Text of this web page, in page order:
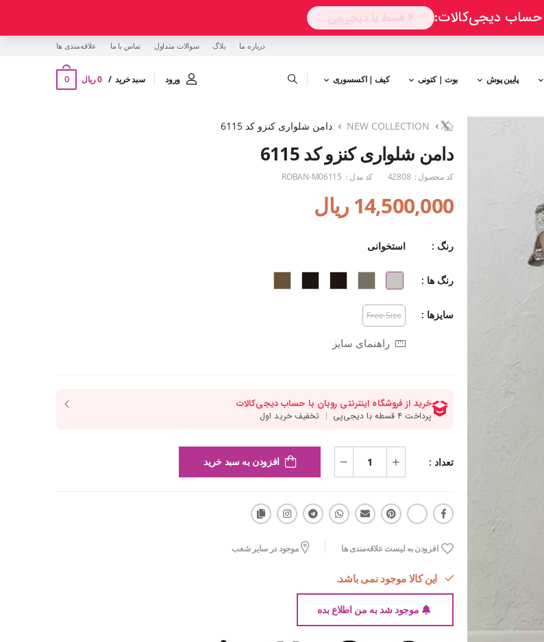
درباره ما بلاگ سوالات متداول تماس با ما ‌علاقه‌مندی ها
پایین پوش بوت | کتونی کیف | اکسسوری ورود سبد خرید 0 ریال 0
NEW COLLECTION دامن شلواری کنزو کد 6115
دامن شلواری کنزو کد 6115
کد محصول : 42808 کد مدل : ROBAN-M06115
14,500,000 ریال
رنگ : استخوانی
رنگ ها :
سایزها : Free Size
راهنمای سایز
تعداد : افزودن به سبد خرید
افزودن به لیست علاقه‌مندی ها موجود در سایر شعب
این کالا موجود نمی باشد.
موجود شد به من اطلاع بده